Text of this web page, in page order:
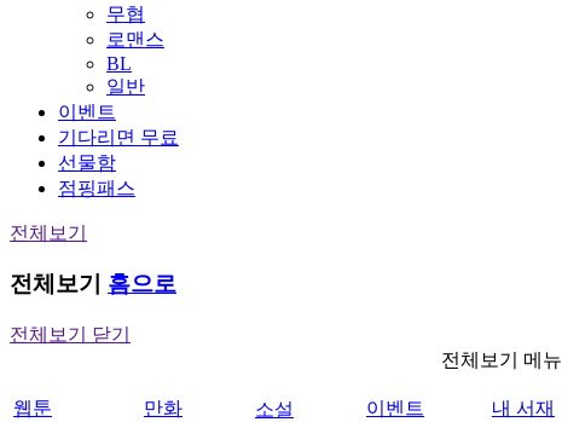
무협
로맨스
BL
일반
이벤트
기다리면 무료
선물함
점핑패스
전체보기
전체보기 홈으로
전체보기 닫기
전체보기 메뉴
웹툰
만화
소설
이벤트
내 서재